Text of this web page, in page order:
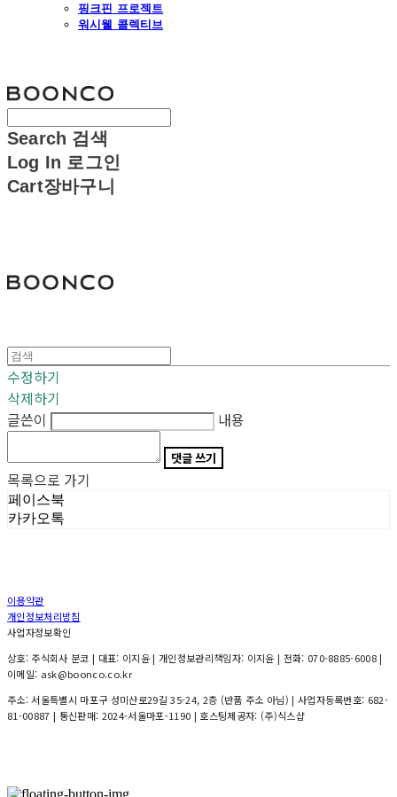
핑크핀 프로젝트
워시웰 콜렉티브
Search 검색
Log In 로그인
Cart장바구니
수정하기
삭제하기
글쓴이
내용
댓글 쓰기
목록으로 가기
페이스북
카카오톡
이용약관
개인정보처리방침
사업자정보확인
상호: 주식회사 분코 | 대표: 이지윤 | 개인정보관리책임자: 이지윤 | 전화: 070-8885-6008 |
이메일: ask@boonco.co.kr
주소: 서울특별시 마포구 성미산로29길 35-24, 2층 (반품 주소 아님) | 사업자등록번호: 682-
81-00887 | 통신판매: 2024-서울마포-1190 | 호스팅제공자: (주)식스샵